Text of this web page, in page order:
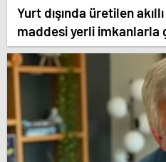
Yurt dışında üretilen
maddesi yerli imkanlarla
Haberleri